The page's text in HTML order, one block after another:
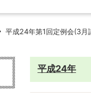
平成24年第1回定例会(3月
平成24年